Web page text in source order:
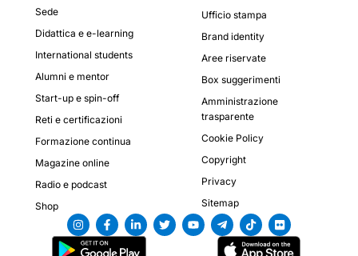
Sede
Didattica e e-learning
International students
Alumni e mentor
Start-up e spin-off
Reti e certificazioni
Formazione continua
Magazine online
Radio e podcast
Shop
Ufficio stampa
Brand identity
Aree riservate
Box suggerimenti
Amministrazione
trasparente
Cookie Policy
Copyright
Privacy
Sitemap